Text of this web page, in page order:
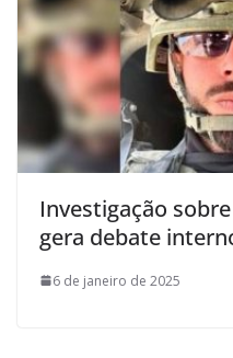
Investigação
gera debate
6 de janeiro de 2025